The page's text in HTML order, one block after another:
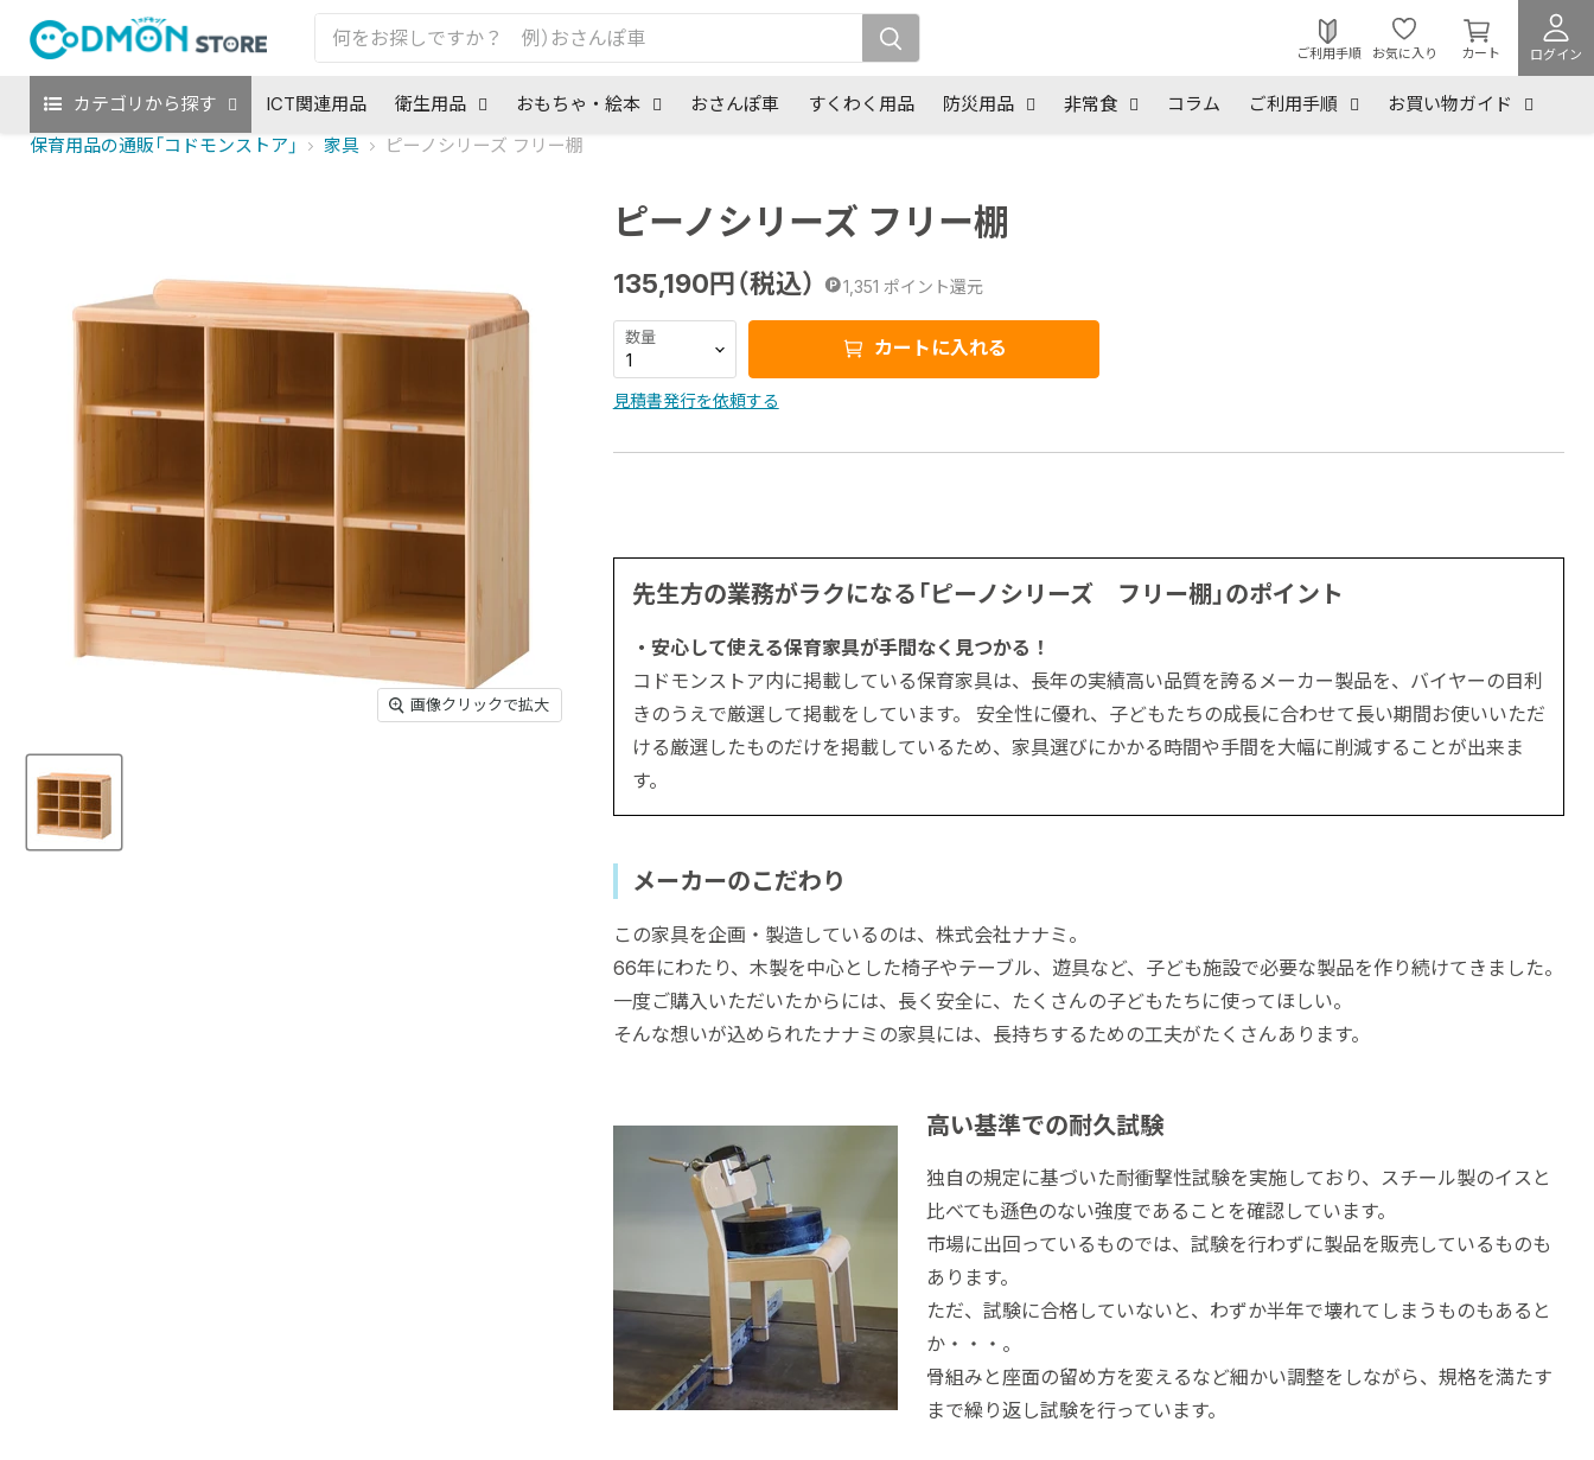
ご利用手順 お気に入り カート
カ
ー
を
ログイン
カテゴリから探す ICT関連用品 衛生用品 おもちゃ・絵本 おさんぽ車 すくわく用品 防災用品 非常食 コラム ご利用手順
お買い物ガイド
保育用品の通販「コドモンストア」
家具 ピーノシリーズ フリー棚
画像クリックで拡大
ピーノシリーズ フリー棚
135,190円（税込） 1,351 ポイント還元
数量 カートに入れる
見積書発行を依頼する
先生方の業務がラクになる「ピーノシリーズ フリー棚」のポイント
・安心して使える保育家具が手間なく見つかる！
コドモンストア内に掲載している保育家具は、長年の実績高い品質を誇るメーカー製品を、バイヤーの目利
きのうえで厳選して掲載をしています。 安全性に優れ、子どもたちの成長に合わせて長い期間お使いいただ
ける厳選したものだけを掲載しているため、家具選びにかかる時間や手間を大幅に削減することが出来ま
す。
メーカーのこだわり
この家具を企画・製造しているのは、株式会社ナナミ。
66年にわたり、木製を中心とした椅子やテーブル、遊具など、子ども施設で必要な製品を作り続けてきました。
一度ご購入いただいたからには、長く安全に、たくさんの子どもたちに使ってほしい。
そんな想いが込められたナナミの家具には、長持ちするための工夫がたくさんあります。
高い基準での耐久試験
独自の規定に基づいた耐衝撃性試験を実施しており、スチール製のイスと
比べても遜色のない強度であることを確認しています。
市場に出回っているものでは、試験を行わずに製品を販売しているものも
あります。
ただ、試験に合格していないと、わずか半年で壊れてしまうものもあると
か・・・。
骨組みと座面の留め方を変えるなど細かい調整をしながら、規格を満たす
まで繰り返し試験を行っています。